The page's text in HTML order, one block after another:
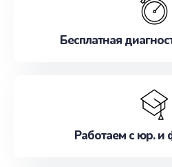
Бесплатная
Работаем с юр. и